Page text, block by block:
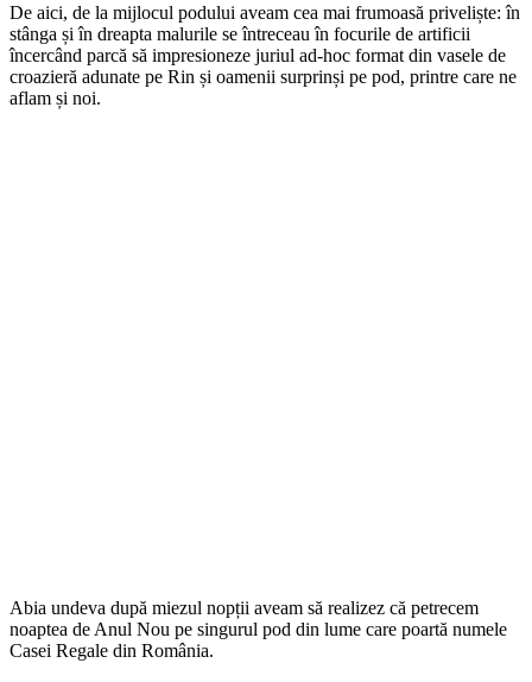
De aici, de la mijlocul podului aveam cea mai frumoasă priveliște: în
stânga și în dreapta malurile se întreceau în focurile de artificii
încercând parcă să impresioneze juriul ad-hoc format din vasele de
croazieră adunate pe Rin și oamenii surprinși pe pod, printre care ne
aflam și noi.
Abia undeva după miezul nopții aveam să realizez că petrecem
noaptea de Anul Nou pe singurul pod din lume care poartă numele
Casei Regale din România.